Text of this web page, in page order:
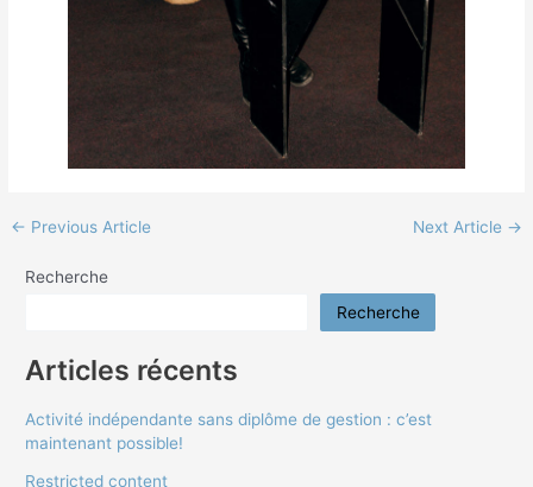
← Previous Article Next Article →
Recherche
Recherche
Articles récents
Activité indépendante sans diplôme de gestion : c’est
maintenant possible!
Restricted content